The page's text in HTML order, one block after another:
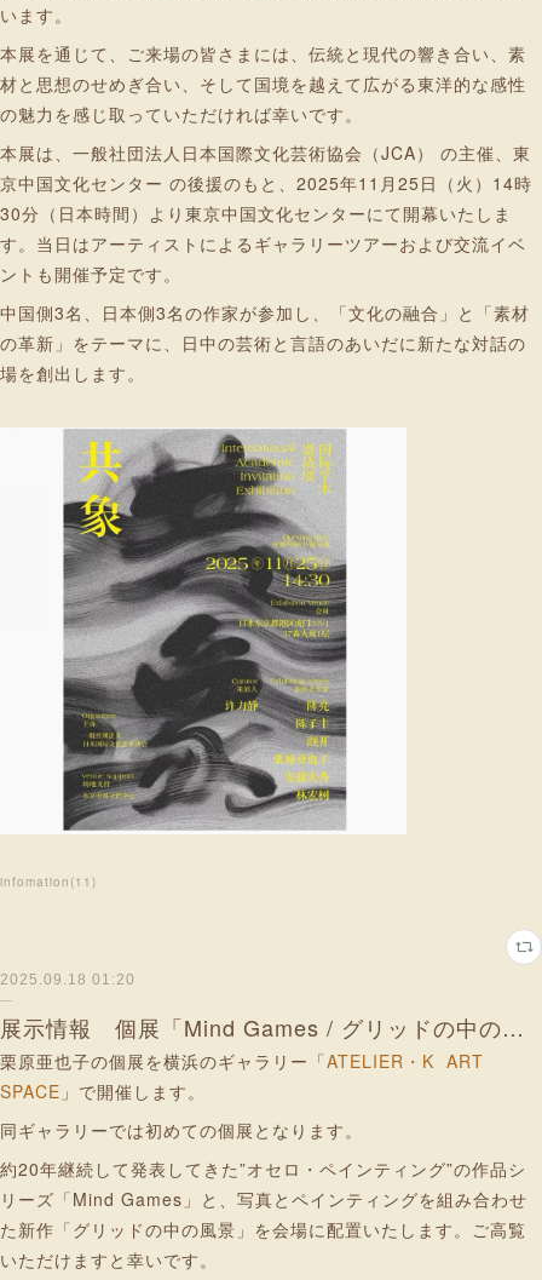
います。
本展を通じて、ご来場の皆さまには、伝統と現代の響き合い、素
材と思想のせめぎ合い、そして国境を越えて広がる東洋的な感性
の魅力を感じ取っていただければ幸いです。
本展は、一般社団法人日本国際文化芸術協会（JCA） の主催、東
京中国文化センター の後援のもと、2025年11月25日（火）14時
30分（日本時間）より東京中国文化センターにて開幕いたしま
す。当日はアーティストによるギャラリーツアーおよび交流イベ
ントも開催予定です。
中国側3名、日本側3名の作家が参加し、「文化の融合」と「素材
の革新」をテーマに、日中の芸術と言語のあいだに新たな対話の
場を創出します。
infomation (11 )
2025.09.18 01:20
展示情報 個展「Mind Games / グリッドの中の風景」横浜
栗原亜也子の個展を横浜のギャラリー「ATELIER・K ART
SPACE 」で開催します。
同ギャラリーでは初めての個展となります。
約20年継続して発表してきた”オセロ・ペインティング”の作品シ
リーズ「Mind Games」と、写真とペインティングを組み合わせ
た新作「グリッドの中の風景」を会場に配置いたします。ご高覧
いただけますと幸いです。